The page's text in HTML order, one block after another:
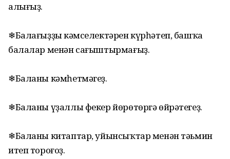
алығыҙ.
❄Балағыҙҙың кәмселектәрен күрһәтеп, башҡа
балалар менән сағыштырмағыҙ.
❄Баланы кәмһетмәгеҙ.
❄Баланы үҙаллы фекер йөрөтөргә өйрәтегеҙ.
❄Баланы китаптар, уйынсыҡтар менән тәьмин
итеп тороғоҙ.